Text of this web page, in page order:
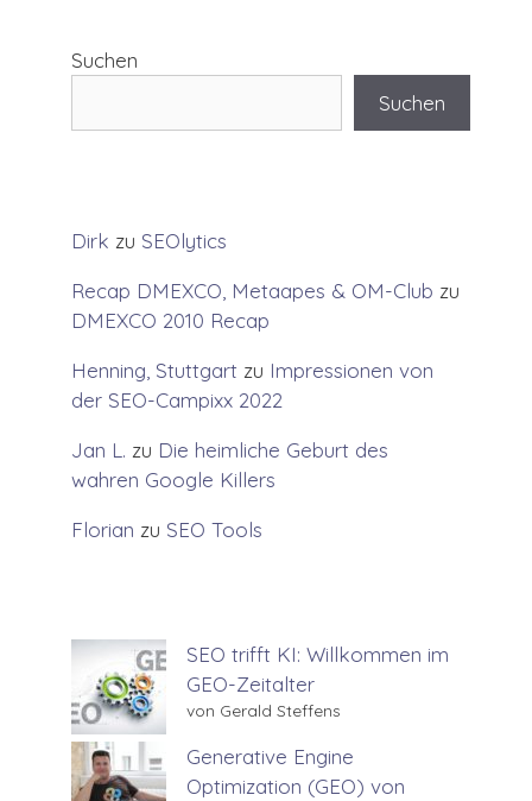
Suchen
Suchen
Dirk zu SEOlytics
Recap DMEXCO, Metaapes & OM-Club zu
DMEXCO 2010 Recap
Henning, Stuttgart zu Impressionen von
der SEO-Campixx 2022
Jan L. zu Die heimliche Geburt des
wahren Google Killers
Florian zu SEO Tools
SEO trifft KI: Willkommen im
GEO-Zeitalter
von Gerald Steffens
Generative Engine
Optimization (GEO) von